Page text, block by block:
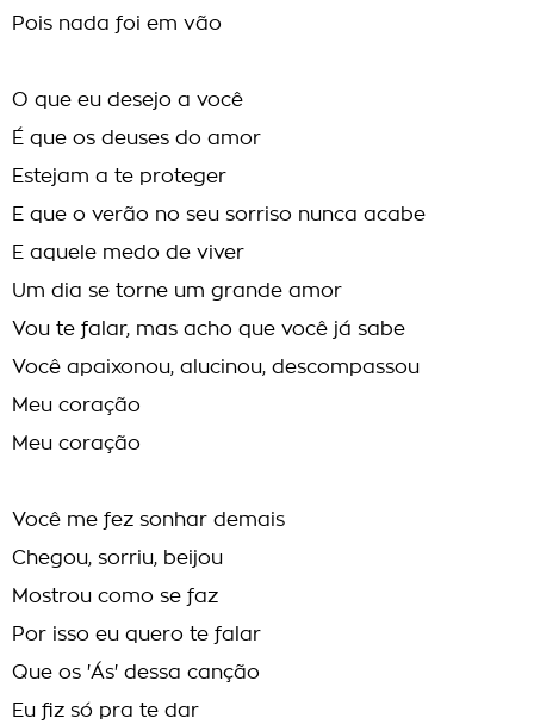
Pois nada foi em vão
O que eu desejo a você
É que os deuses do amor
Estejam a te proteger
E que o verão no seu sorriso nunca acabe
E aquele medo de viver
Um dia se torne um grande amor
Vou te falar, mas acho que você já sabe
Você apaixonou, alucinou, descompassou
Meu coração
Meu coração
Você me fez sonhar demais
Chegou, sorriu, beijou
Mostrou como se faz
Por isso eu quero te falar
Que os 'Ás' dessa canção
Eu fiz só pra te dar